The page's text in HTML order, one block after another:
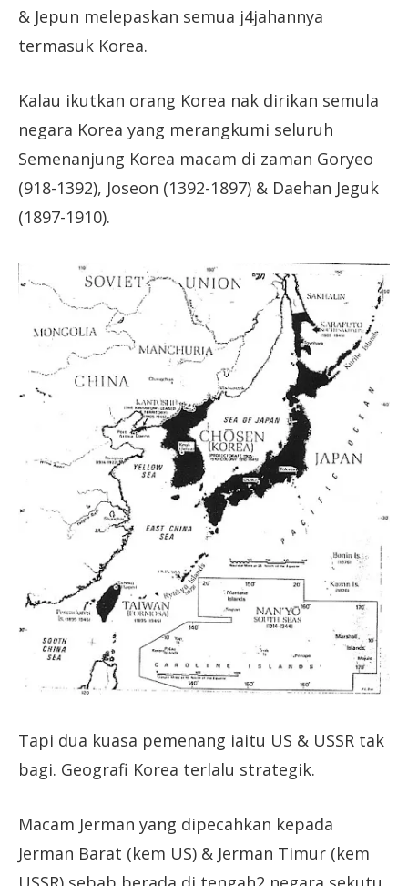
& Jepun melepaskan semua j4jahannya
termasuk Korea.
Kalau ikutkan orang Korea nak dirikan semula
negara Korea yang merangkumi seluruh
Semenanjung Korea macam di zaman Goryeo
(918-1392), Joseon (1392-1897) & Daehan Jeguk
(1897-1910).
Tapi dua kuasa pemenang iaitu US & USSR tak
bagi. Geografi Korea terlalu strategik.
Macam Jerman yang dipecahkan kepada
Jerman Barat (kem US) & Jerman Timur (kem